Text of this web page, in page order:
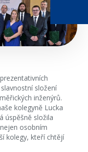
složení
inženýrů.
kolegyně Lucka
úspěšně složila
osobním
kolegy, kteří chtějí